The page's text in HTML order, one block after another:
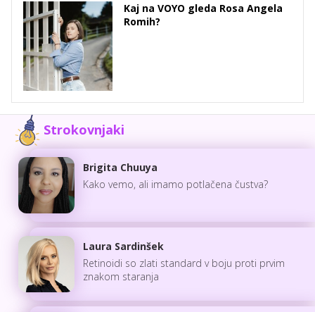
Kaj na VOYO gleda Rosa Angela
Romih?
Strokovnjaki
Brigita Chuuya
Kako vemo, ali imamo potlačena čustva?
Laura Sardinšek
Retinoidi so zlati standard v boju proti prvim
znakom staranja